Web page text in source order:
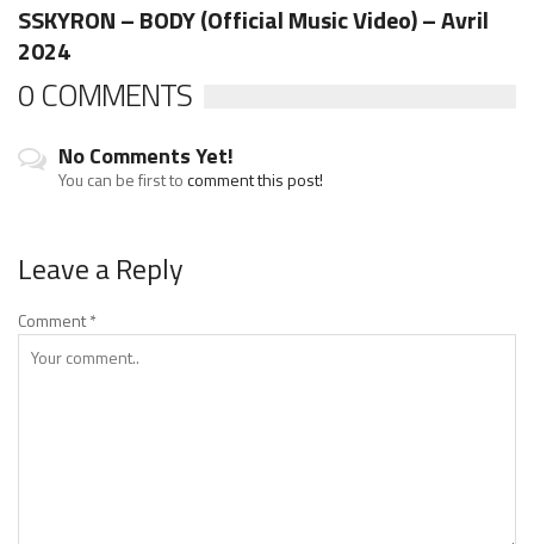
SSKYRON – BODY (Official Music Video) – Avril
2024
0 COMMENTS
No Comments Yet!
You can be first tocomment this post!
Leave a Reply
Comment*